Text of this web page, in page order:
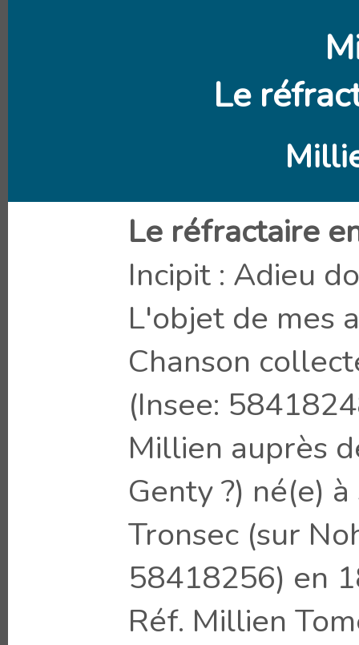
Le
Le réfractaire
Incipit : Adieu
L'objet de mes
Chanson
(Insee:
Millien auprès
Genty ?) né(e)
Tronsec (sur
58418256) en
Réf. Millien